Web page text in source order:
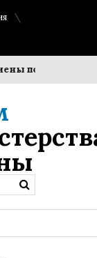
помогает